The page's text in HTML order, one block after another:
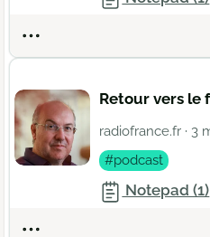
Retour vers le
radiofrance.fr · 3
#podcast
Notepad (1)